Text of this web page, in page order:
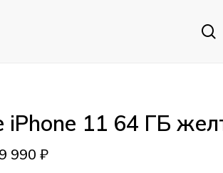
iPhone 11 64 ГБ
990₽